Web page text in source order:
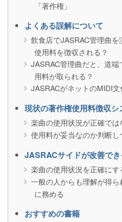
「著作権」
よくある誤解について
飲食店でJASRAC管理曲
使用料を徴収される？
JASRAC管理曲だと、道
用料が取られる？
JASRACがネットのMIDI文
現状の著作権使用料徴収シ
楽曲の使用状況が正確では
使用料が妥当なのか判断し
JASRACサイドが改善で
楽曲の使用状況を正確にす
一般の人からも理解が得
に務める
おすすめの書籍